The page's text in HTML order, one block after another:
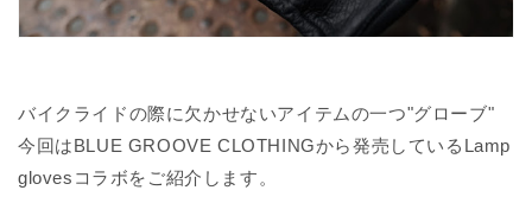
バイクライドの際に欠かせないアイテムの一つ"グローブ"
今回はBLUE GROOVE CLOTHINGから発売しているLamp
glovesコラボをご紹介します。